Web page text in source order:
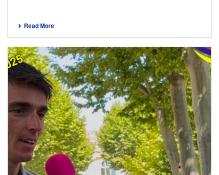
Read More